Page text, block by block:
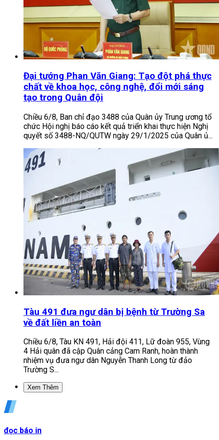
Đại tướng Phan Văn Giang: Tạo đột phá thực
chất về khoa học, công nghệ, đổi mới sáng
tạo trong Quân đội
Chiều 6/8, Ban chỉ đạo 3488 của Quân ủy Trung ương tổ
chức Hội nghị báo cáo kết quả triển khai thực hiện Nghị
quyết số 3488-NQ/QUTW ngày 29/1/2025 của Quân ủ...
Tàu 491 đưa ngư dân bị bệnh từ Trường Sa
về đất liền an toàn
Chiều 6/8, Tàu KN 491, Hải đội 411, Lữ đoàn 955, Vùng
4 Hải quân đã cập Quân cảng Cam Ranh, hoàn thành
nhiệm vụ đưa ngư dân Nguyễn Thanh Long từ đảo
Trường S...
Xem Thêm
đọc báo in